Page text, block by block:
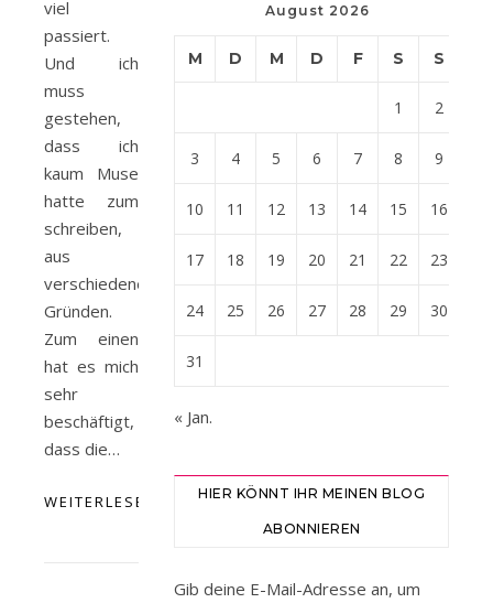
viel
passiert.
Und ich
muss
gestehen,
dass ich
kaum Muse
hatte zum
schreiben,
aus
verschiedenen
Gründen.
Zum einen
hat es mich
sehr
beschäftigt,
dass die…
WEITERLESEN
August 2026
M D M D F S S
1 2
3 4 5 6 7 8 9
10 11 12 13 14 15 16
17 18 19 20 21 22 23
24 25 26 27 28 29 30
31
« Jan.
HIER KÖNNT IHR MEINEN BLOG
ABONNIEREN
Gib deine E-Mail-Adresse an, um